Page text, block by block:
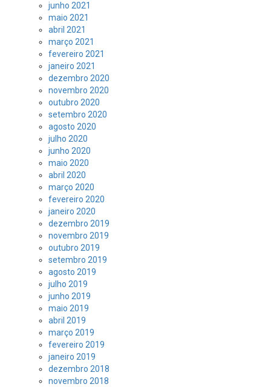
junho 2021
maio 2021
abril 2021
março 2021
fevereiro 2021
janeiro 2021
dezembro 2020
novembro 2020
outubro 2020
setembro 2020
agosto 2020
julho 2020
junho 2020
maio 2020
abril 2020
março 2020
fevereiro 2020
janeiro 2020
dezembro 2019
novembro 2019
outubro 2019
setembro 2019
agosto 2019
julho 2019
junho 2019
maio 2019
abril 2019
março 2019
fevereiro 2019
janeiro 2019
dezembro 2018
novembro 2018